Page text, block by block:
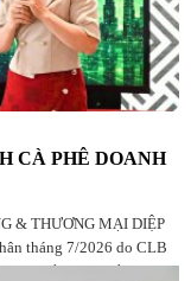
CÀ PHÊ DOANH
& THƯƠNG MẠI DIỆP
tháng 7/2026 do CLB
mặt của đông đảo hội